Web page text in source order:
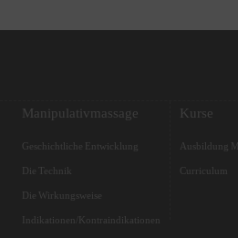
Manipulativmassage
Geschichtliche Entwicklung
Die Technik
Die Wirkungsweise
Indikationen/Kontraindikationen
Kurse
Ausbildung
Curriculum